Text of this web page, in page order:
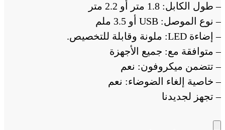
– طول الكابل: 1.8 متر أو 2.2 متر
– نوع الموصل: USB أو 3.5 ملم
– إضاءة LED: ملونة وقابلة للتخصيص.
– متوافقة مع: جميع الأجهزة
– تتضمن ميكروفون: نعم
– خاصية إلغاء الضوضاء: نعم
– تجهز لجديدنا